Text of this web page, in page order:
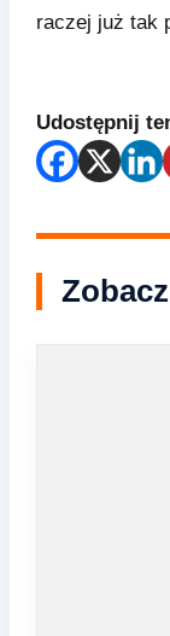
raczej już tak
Udostępnij